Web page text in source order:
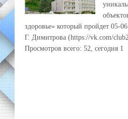
здоровье» который пройдет 05-
Г. Димитрова (https://vk.com/
Просмотров всего: 52, сегодня 1